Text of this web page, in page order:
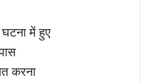
में हुए
करना